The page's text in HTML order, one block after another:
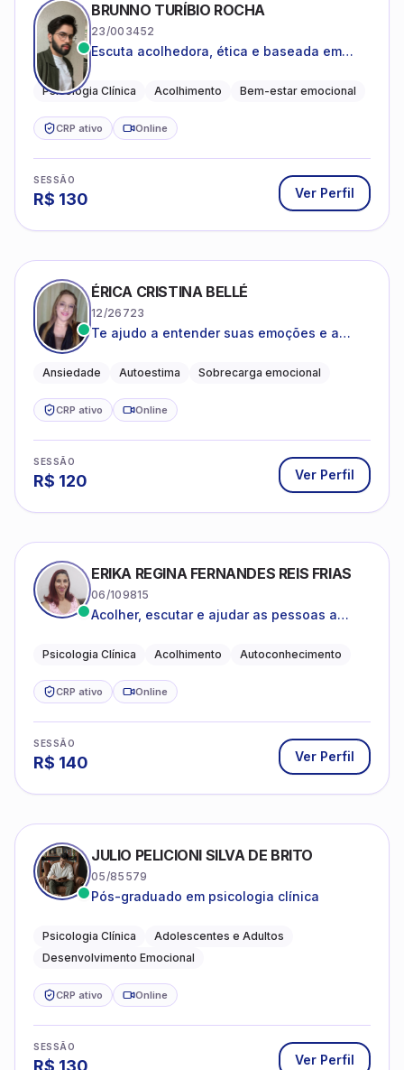
BRUNNO TURÍBIO ROCHA
23/003452
Escuta acolhedora, ética e baseada em
Psicologia Clínica Acolhimento Bem-estar emocional
CRP ativo Online
SESSÃO
R$ 130 Ver Perfil
ÉRICA CRISTINA BELLÉ
12/26723
Te ajudo a entender suas emoções e a
que você está vivendo
Ansiedade Autoestima Sobrecarga emocional
CRP ativo Online
SESSÃO
R$ 120 Ver Perfil
ERIKA REGINA FERNANDES REIS FRIAS
06/109815
Acolher, escutar e ajudar as pessoas a
Psicologia Clínica Acolhimento Autoconhecimento
CRP ativo Online
SESSÃO
R$ 140 Ver Perfil
JULIO PELICIONI SILVA DE BRITO
05/85579
Pós-graduado em psicologia clínica
Psicologia Clínica
Adolescentes e Adultos
Desenvolvimento Emocional
CRP ativo Online
SESSÃO
R$ 130 Ver Perfil